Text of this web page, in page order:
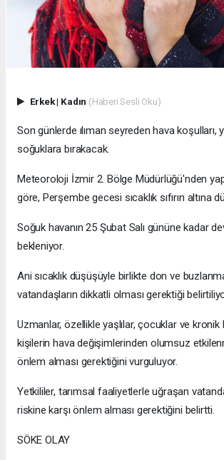
Erkek| Kadın (Haberi Sesli Oku)
Son günlerde ılıman seyreden hava koşulları,
soğuklara bırakacak.
Meteoroloji İzmir 2. Bölge Müdürlüğü'nden
göre, Perşembe gecesi sıcaklık sıfırın altına
Soğuk havanın 25 Şubat Salı gününe kadar
bekleniyor.
Ani sıcaklık düşüşüyle birlikte don ve
vatandaşların dikkatli olması gerektiği
Uzmanlar, özellikle yaşlılar, çocuklar ve kronik
kişilerin hava değişimlerinden olumsuz
önlem alması gerektiğini vurguluyor.
Yetkililer, tarımsal faaliyetlerle uğraşan
riskine karşı önlem alması gerektiğini belirtti.
SÖKE OLAY